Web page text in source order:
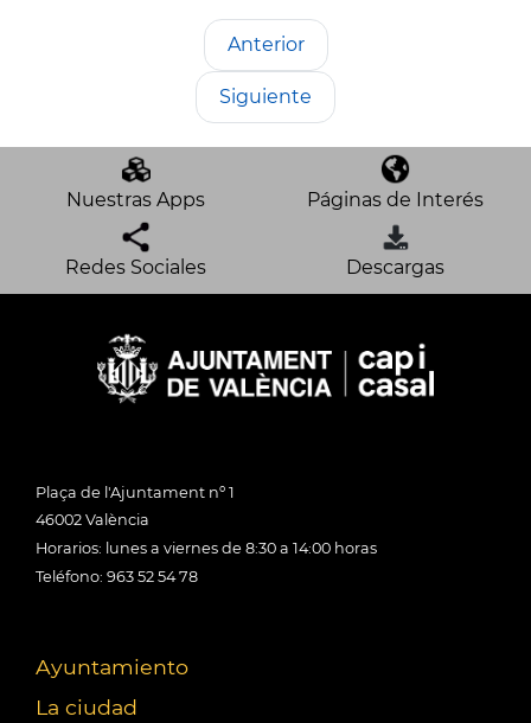
Anterior
Siguiente
Nuestras Apps Páginas de Interés
Redes Sociales Descargas
Plaça de l'Ajuntament nº 1
46002 València
Horarios: lunes a viernes de 8:30 a 14:00 horas
Teléfono: 963 52 54 78
Ayuntamiento
La ciudad